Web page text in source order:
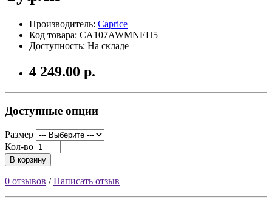
Производитель: Caprice
Код товара: CA107AWMNEH5
Доступность: На складе
4 249.00 р.
Доступные опции
Размер
Кол-во
В корзину
0 отзывов /Написать отзыв